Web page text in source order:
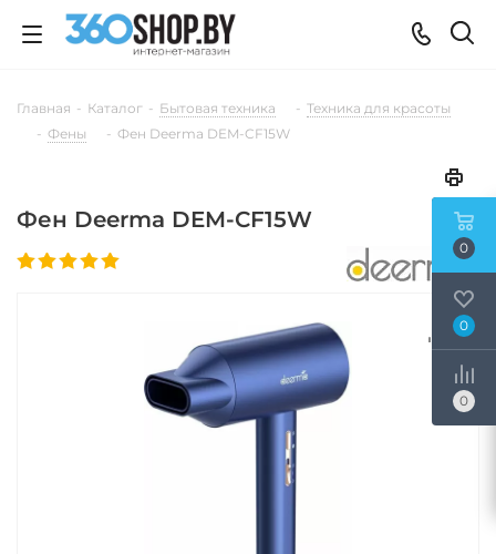
Главная - Каталог - Бытовая техника - Техника для красоты
- Фены - Фен Deerma DEM-CF15W
Фен Deerma DEM-CF15W
0
0
0